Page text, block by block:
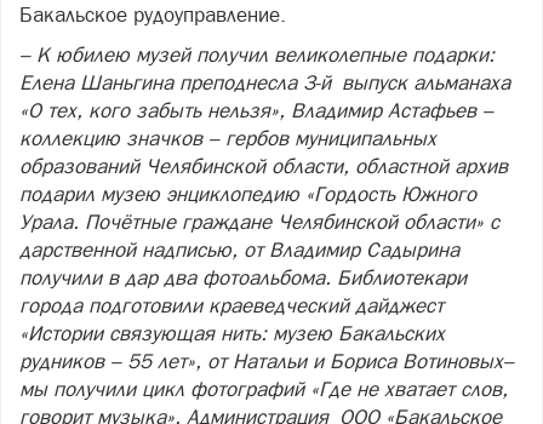
Бакальское рудоуправление.
– К юбилею музей получил великолепные подарки:
Елена Шаньгина преподнесла 3-й выпуск альманаха
«О тех, кого забыть нельзя», Владимир Астафьев –
коллекцию значков – гербов муниципальных
образований Челябинской области, областной архив
подарил музею энциклопедию «Гордость Южного
Урала. Почётные граждане Челябинской области» с
дарственной надписью, от Владимир Садырина
получили в дар два фотоальбома. Библиотекари
города подготовили краеведческий дайджест
«Истории связующая нить: музею Бакальских
рудников – 55 лет», от Натальи и Бориса Вотиновых–
мы получили цикл фотографий «Где не хватает слов,
говорит музыка». Администрация ООО «Бакальское